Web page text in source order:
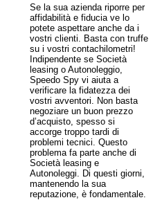
Se la sua azienda riporre per
affidabilità e fiducia ve lo
potete aspettare anche da i
vostri clienti. Basta con truffe
su i vostri contachilometri!
Indipendente se Società
leasing o Autonoleggio,
Speedo Spy vi aiuta a
verificare la fidatezza dei
vostri avventori. Non basta
negoziare un buon prezzo
d’acquisto, spesso si
accorge troppo tardi di
problemi tecnici. Questo
problema fa parte anche di
Società leasing e
Autonoleggi. Di questi giorni,
mantenendo la sua
reputazione, è fondamentale.